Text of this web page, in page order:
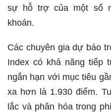
sự hỗ trợ của một số
khoán.
Các chuyên gia dự báo
Index có khả năng tiếp
ngắn hạn với mục tiêu
xa hơn là 1.930 điểm.
lắc và phân hóa trong